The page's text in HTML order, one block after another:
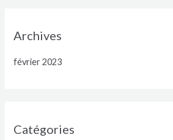
Archives
février 2023
Catégories